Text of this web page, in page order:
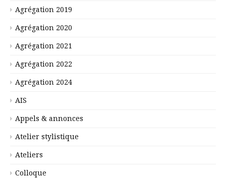
Agrégation 2019
Agrégation 2020
Agrégation 2021
Agrégation 2022
Agrégation 2024
AIS
Appels & annonces
Atelier stylistique
Ateliers
Colloque